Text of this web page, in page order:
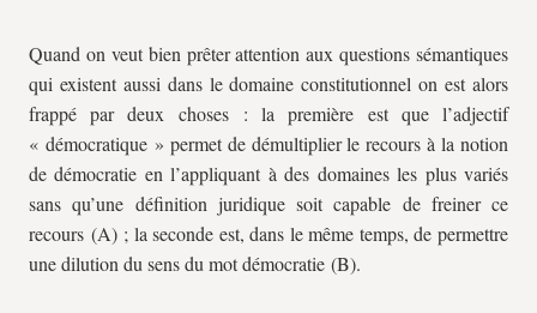
Quand on veut bien prêter attention aux questions sémantiques
qui existent aussi dans le domaine constitutionnel on est alors
frappé par deux choses : la première est que l’adjectif
« démocratique » permet de démultiplier le recours à la notion
de démocratie en l’appliquant à des domaines les plus variés
sans qu’une définition juridique soit capable de freiner ce
recours (A) ; la seconde est, dans le même temps, de permettre
une dilution du sens du mot démocratie (B).